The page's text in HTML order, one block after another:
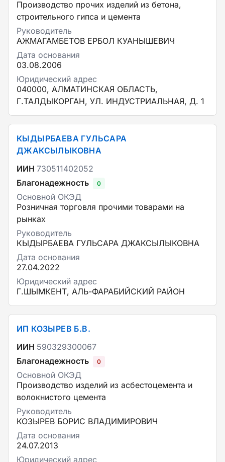
Производство прочих изделий из бетона,
строительного гипса и цемента
Руководитель
АЖМАГАМБЕТОВ ЕРБОЛ КУАНЫШЕВИЧ
Дата основания
03.08.2006
Юридический адрес
040000, АЛМАТИНСКАЯ ОБЛАСТЬ,
Г.ТАЛДЫКОРГАН, УЛ. ИНДУСТРИАЛЬНАЯ, Д. 1
КЫДЫРБАЕВА ГУЛЬСАРА
ДЖАКСЫЛЫКОВНА
ИИН 730511402052
Благонадежность
0
Основной ОКЭД
Розничная торговля прочими товарами на
рынках
Руководитель
КЫДЫРБАЕВА ГУЛЬСАРА ДЖАКСЫЛЫКОВНА
Дата основания
27.04.2022
Юридический адрес
Г.ШЫМКЕНТ, АЛЬ-ФАРАБИЙСКИЙ РАЙОН
ИП КОЗЫРЕВ Б.В.
ИИН 590329300067
Благонадежность
0
Основной ОКЭД
Производство изделий из асбестоцемента и
волокнистого цемента
Руководитель
КОЗЫРЕВ БОРИС ВЛАДИМИРОВИЧ
Дата основания
24.07.2013
Юридический адрес